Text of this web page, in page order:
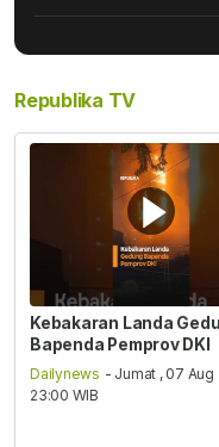
Republika TV
Kebakaran Landa
Bapenda Pemprov DKI
Dailynews - Jumat , 07 Aug
23:00 WIB